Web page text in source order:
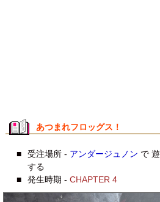
あつまれフロッグス！
■ 受注場所 - アンダージュノン で
する
■
発生時期 - CHAPTER 4